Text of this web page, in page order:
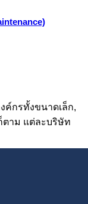
ค์กรทั้งขนาดเล็ก,
าม แต่ละบริษัท